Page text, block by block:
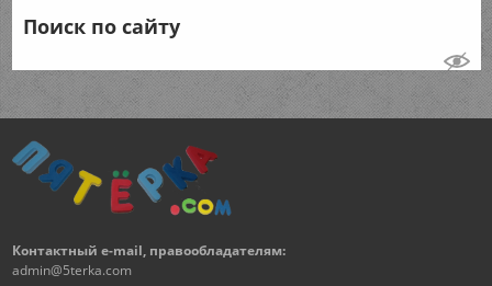
Поиск по сайту
Контактный e-mail, правообладателям:
admin@5terka.com